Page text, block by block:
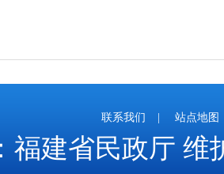
联系我们 站点地图
福建省民政厅 维